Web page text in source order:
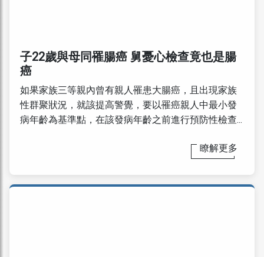
子22歲與母同罹腸癌 舅憂心檢查竟也是腸
癌
如果家族三等親內曾有親人罹患大腸癌，且出現家族
性群聚狀況，就該提高警覺，要以罹癌親人中最小發
病年齡為基準點，在該發病年齡之前進行預防性檢查...
瞭解更多